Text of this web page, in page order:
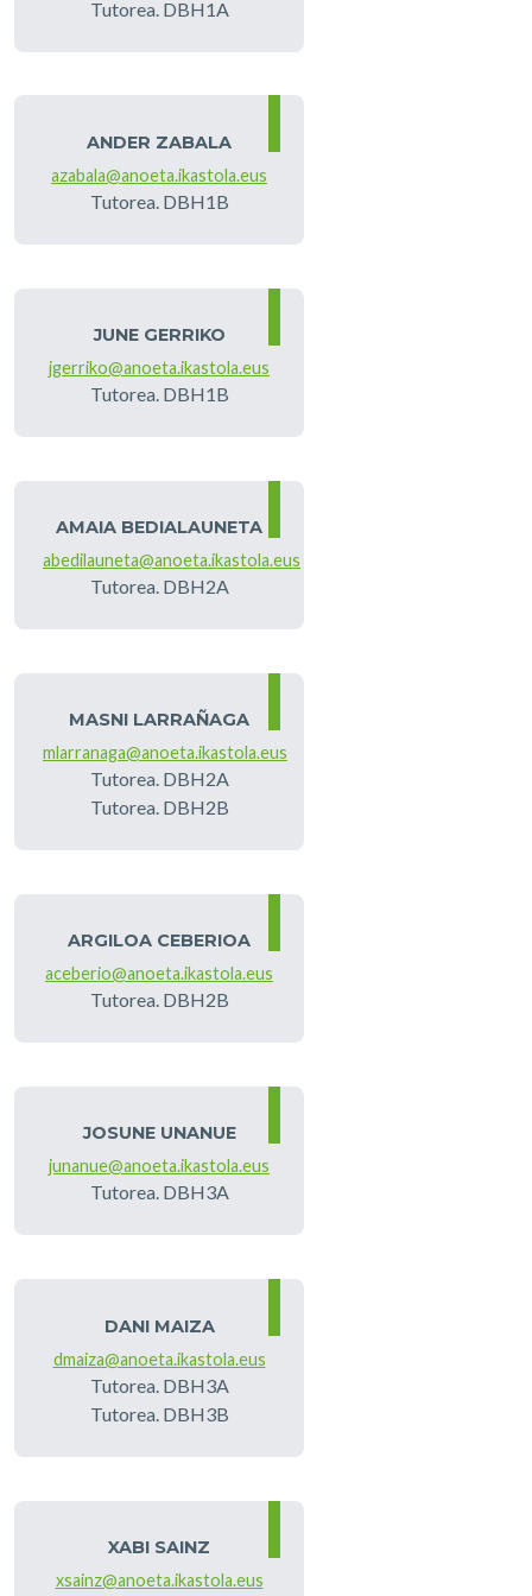
Tutorea. DBH1A
ANDER ZABALA
azabala@anoeta.ikastola.eus
Tutorea. DBH1B
JUNE GERRIKO
jgerriko@anoeta.ikastola.eus
Tutorea. DBH1B
AMAIA BEDIALAUNETA
abedilauneta@anoeta.ikastola.eus
Tutorea. DBH2A
MASNI LARRAÑAGA
mlarranaga@anoeta.ikastola.eus
Tutorea. DBH2A
Tutorea. DBH2B
ARGILOA CEBERIOA
aceberio@anoeta.ikastola.eus
Tutorea. DBH2B
JOSUNE UNANUE
junanue@anoeta.ikastola.eus
Tutorea. DBH3A
DANI MAIZA
dmaiza@anoeta.ikastola.eus
Tutorea. DBH3A
Tutorea. DBH3B
XABI SAINZ
xsainz@anoeta.ikastola.eus